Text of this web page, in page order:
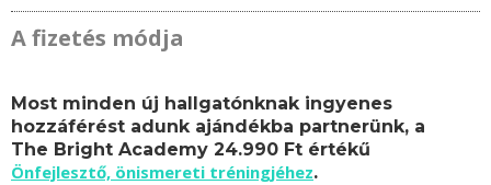
A fizetés módja
Most minden új hallgatónknak ingyenes
hozzáférést adunk ajándékba partnerünk, a
The Bright Academy 24.990 Ft értékű
Önfejlesztő, önismereti tréningjéhez.